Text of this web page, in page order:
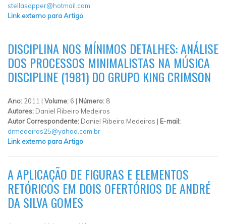
stellasapper@hotmail.com
Link externo para Artigo
DISCIPLINA NOS MÍNIMOS DETALHES: ANÁLISE
DOS PROCESSOS MINIMALISTAS NA MÚSICA
DISCIPLINE (1981) DO GRUPO KING CRIMSON
Ano: 2011 | Volume: 6 | Número: 8
Autores: Daniel Ribeiro Medeiros
Autor Correspondente: Daniel Ribeiro Medeiros | E-mail:
drmedeiros25@yahoo.com.br
Link externo para Artigo
A APLICAÇÃO DE FIGURAS E ELEMENTOS
RETÓRICOS EM DOIS OFERTÓRIOS DE ANDRÉ
DA SILVA GOMES